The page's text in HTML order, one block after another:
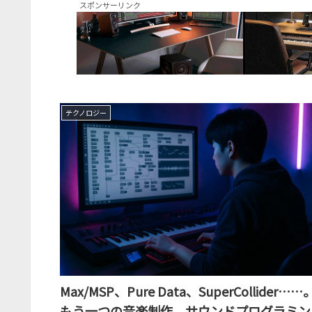
スポンサーリンク
テクノロジー
Max/MSP、Pure Data、SuperCollider……